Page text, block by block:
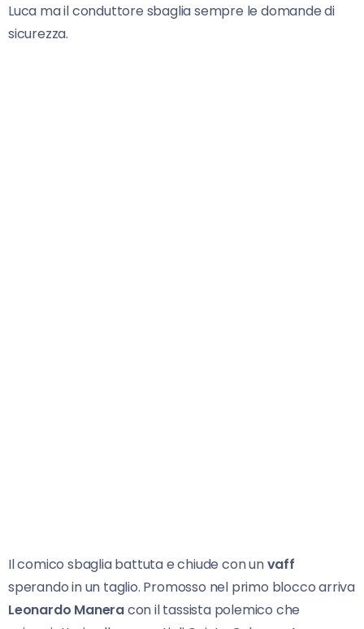
Luca ma il conduttore sbaglia sempre le domande di
sicurezza.
Il comico sbaglia battuta e chiude con unvaff
sperando in un taglio. Promosso nel primo blocco arriva
Leonardo Maneracon il tassista polemico che